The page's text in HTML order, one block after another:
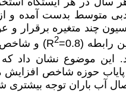
با پایه زمانی 60 روزه به دبی
چند متغیره برقرار و
رابطه (0.8
R2=
) و شاخص
این موضوع نشان داد
حوزه شاخص افزایش
آب باران توجه بیشتری